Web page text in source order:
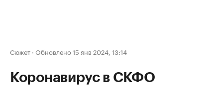
Сюжет · Обновлено 15 янв 2024, 13:14
Коронавирус в СКФО